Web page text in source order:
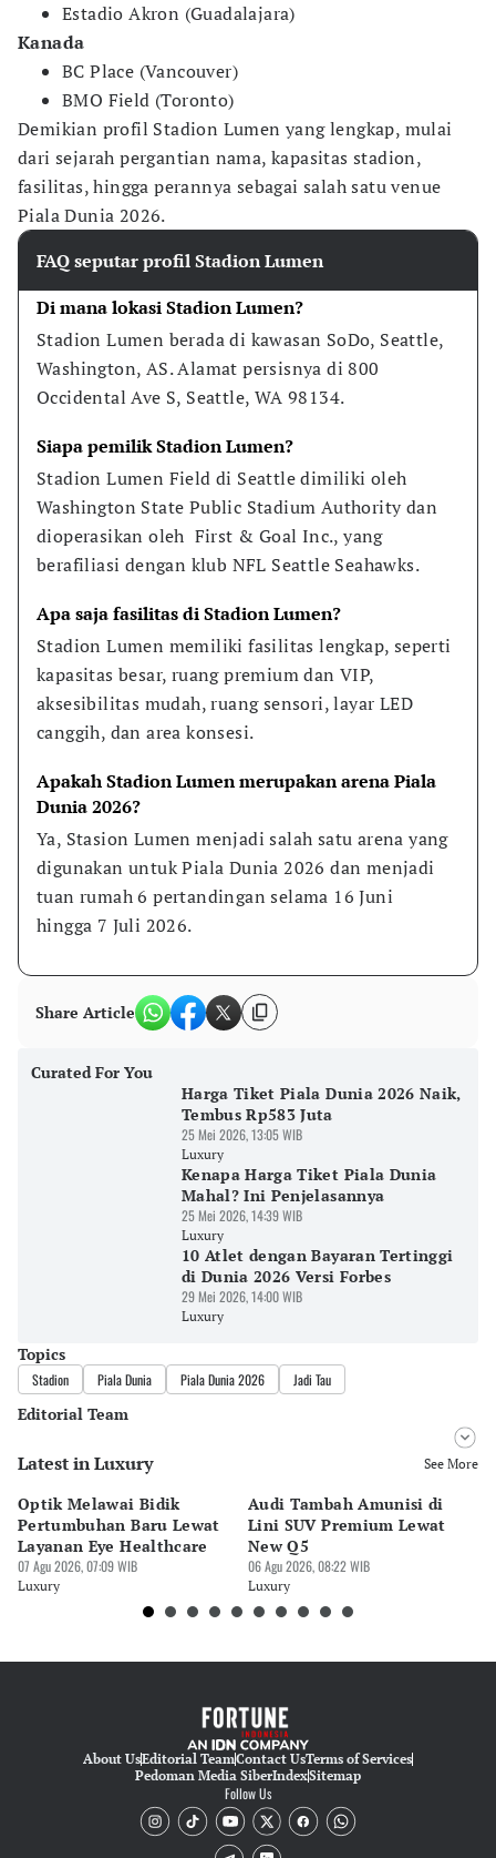
Estadio Akron (Guadalajara)
Kanada
BC Place (Vancouver)
BMO Field (Toronto)
Demikian profil Stadion Lumen yang lengkap, mulai
dari sejarah pergantian nama, kapasitas stadion,
fasilitas, hingga perannya sebagai salah satu venue
Piala Dunia 2026.
FAQ seputar profil Stadion Lumen
Di mana lokasi Stadion Lumen?
Stadion Lumen berada di kawasan SoDo, Seattle,
Washington, AS. Alamat persisnya di 800
Occidental Ave S, Seattle, WA 98134.
Siapa pemilik Stadion Lumen?
Stadion Lumen Field di Seattle dimiliki oleh
Washington State Public Stadium Authority dan
dioperasikan oleh  First & Goal Inc., yang
berafiliasi dengan klub NFL Seattle Seahawks.
Apa saja fasilitas di Stadion Lumen?
Stadion Lumen memiliki fasilitas lengkap, seperti
kapasitas besar, ruang premium dan VIP,
aksesibilitas mudah, ruang sensori, layar LED
canggih, dan area konsesi.
Apakah Stadion Lumen merupakan arena Piala
Dunia 2026?
Ya, Stasion Lumen menjadi salah satu arena yang
digunakan untuk Piala Dunia 2026 dan menjadi
tuan rumah 6 pertandingan selama 16 Juni
hingga 7 Juli 2026.
Share Article
Curated For You
Harga Tiket Piala Dunia 2026 Naik,
Tembus Rp583 Juta
25 Mei 2026, 13:05 WIB
Luxury
Kenapa Harga Tiket Piala Dunia
Mahal? Ini Penjelasannya
25 Mei 2026, 14:39 WIB
Luxury
10 Atlet dengan Bayaran Tertinggi
di Dunia 2026 Versi Forbes
29 Mei 2026, 14:00 WIB
Luxury
Topics
Stadion Piala Dunia Piala Dunia 2026 Jadi Tau
Editorial Team
Editor
Editor
Ana Widiawati
Latest in Luxury See More
Optik Melawai Bidik
Pertumbuhan Baru Lewat
Layanan Eye Healthcare
07 Agu 2026, 07:09 WIB
Luxury
Audi Tambah Amunisi di
Lini SUV Premium Lewat
New Q5
06 Agu 2026, 08:22 WIB
Luxury
About UsEditorial TeamContact UsTerms of Services
Pedoman Media SiberIndexSitemap
Follow Us